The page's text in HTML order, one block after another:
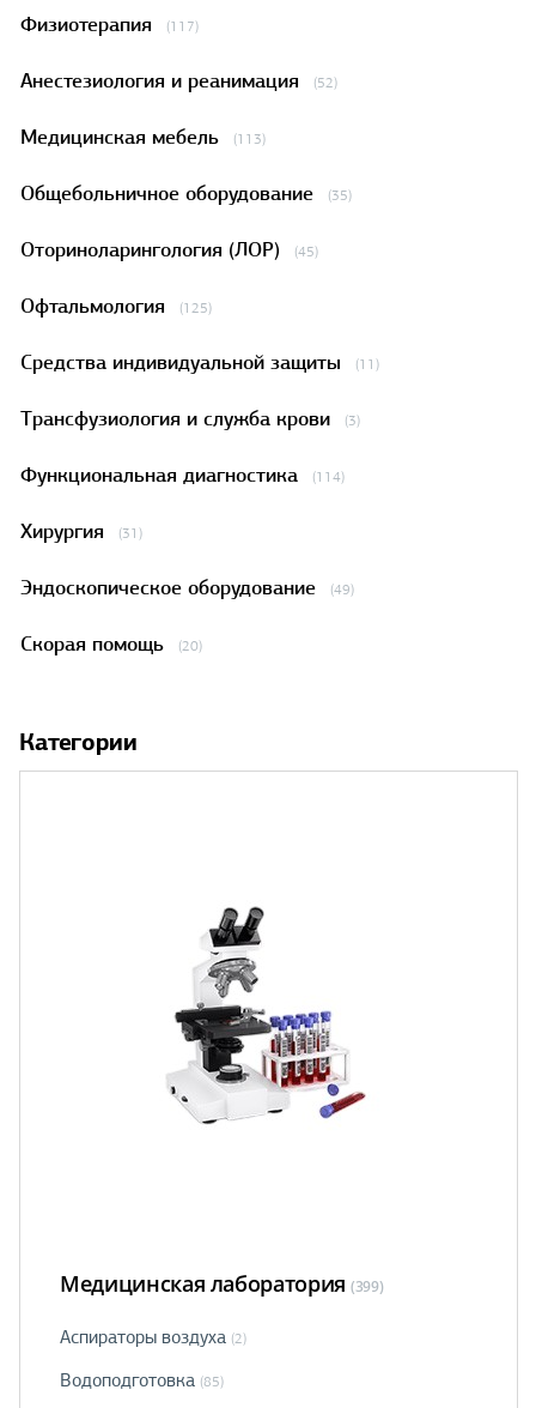
Физиотерапия (117)
Анестезиология и реанимация (52)
Медицинская мебель (113)
Общебольничное оборудование (35)
Оториноларингология (ЛОР) (45)
Офтальмология (125)
Средства индивидуальной защиты (11)
Трансфузиология и служба крови (3)
Функциональная диагностика (114)
Хирургия (31)
Эндоскопическое оборудование (49)
Скорая помощь (20)
Категории
Медицинская лаборатория (399)
Аспираторы воздуха (2)
Водоподготовка (85)